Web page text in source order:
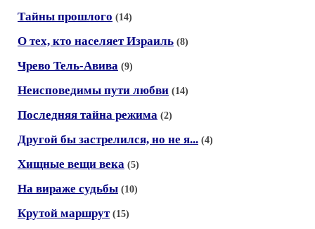
Тайны прошлого (14)
О тех, кто населяет Израиль (8)
Чрево Тель-Авива (9)
Неисповедимы пути любви (14)
Последняя тайна режима (2)
Другой бы застрелился, но не я... (4)
Хищные вещи века (5)
На вираже судьбы (10)
Крутой маршрут (15)